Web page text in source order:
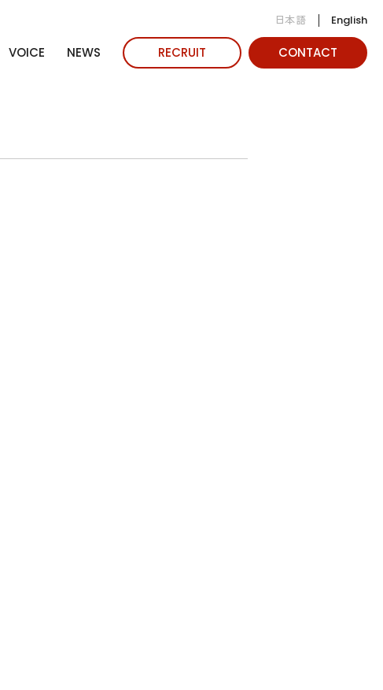
日本語 English
VOICE NEWS RECRUIT CONTACT